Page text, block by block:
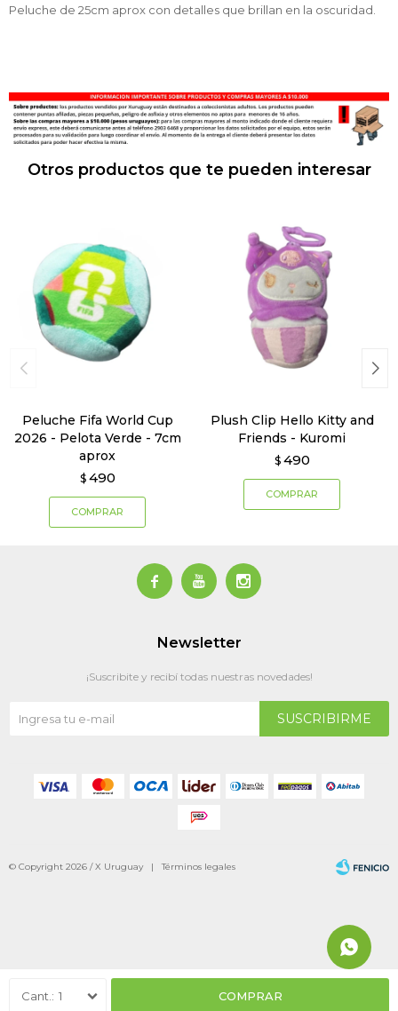
1 COMPRAR
Peluche de 25cm aprox con detalles que brillan en la oscuridad.
Otros productos que te pueden interesar
Peluche Fifa World Cup
2026 - Pelota Verde - 7cm
aprox
$ 490
Plush Clip Hello Kitty and
Friends - Kuromi
$ 490
  
Newsletter
¡Suscribite y recibí todas nuestras novedades!
SUSCRIBIRME
© Copyright 2026 / X Uruguay |Términos legales